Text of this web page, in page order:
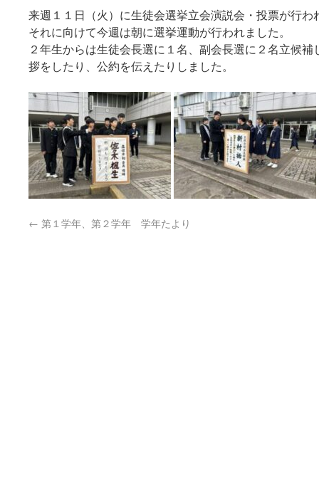
来週１１日（火）に生徒会選挙立会演説会・投票が行わ
それに向けて今週は朝に選挙運動が行われました。
２年生からは生徒会長選に１名、副会長選に２名立候
拶をしたり、公約を伝えたりしました。
← 第１学年、第２学年 学年たより